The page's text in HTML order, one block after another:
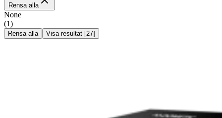
Rensa alla
None
(1)
Rensa alla Visa resultat [27]